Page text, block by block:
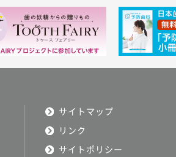
サイトマップ
リンク
サイトポリシー